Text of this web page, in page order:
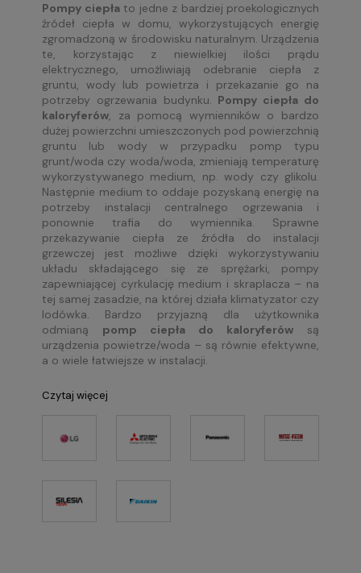
Pompy ciepłato jedne z bardziej proekologicznych
źródeł ciepła w domu, wykorzystujących energię
zgromadzoną w środowisku naturalnym. Urządzenia
te, korzystając z niewielkiej ilości prądu
elektrycznego, umożliwiają odebranie ciepła z
gruntu, wody lub powietrza i przekazanie go na
potrzeby ogrzewania budynku. Pompy ciepła do
kaloryferów, za pomocą wymienników o bardzo
dużej powierzchni umieszczonych pod powierzchnią
gruntu lub wody w przypadku pomp typu
grunt/woda czy woda/woda, zmieniają temperaturę
wykorzystywanego medium, np. wody czy glikolu.
Następnie medium to oddaje pozyskaną energię na
potrzeby instalacji centralnego ogrzewania i
ponownie trafia do wymiennika. Sprawne
przekazywanie ciepła ze źródła do instalacji
grzewczej jest możliwe dzięki wykorzystywaniu
układu składającego się ze sprężarki, pompy
zapewniającej cyrkulację medium i skraplacza – na
tej samej zasadzie, na której działa klimatyzator czy
lodówka. Bardzo przyjazną dla użytkownika
odmianą pomp ciepła do kaloryferów są
urządzenia powietrze/woda – są równie efektywne,
a o wiele łatwiejsze w instalacji.
Czytaj więcej